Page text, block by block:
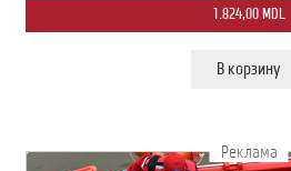
1.824,00 MDL
В корзину